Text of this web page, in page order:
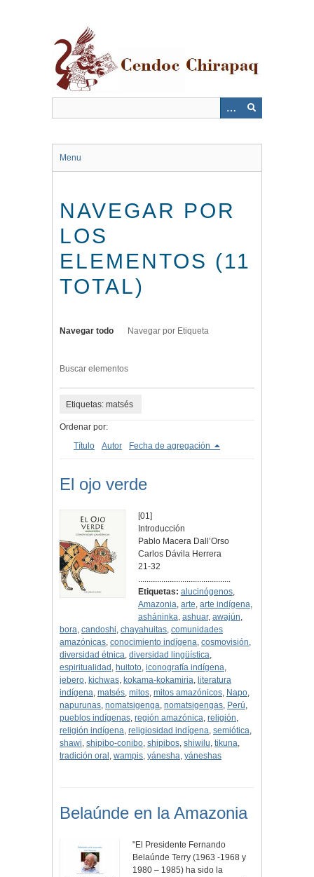
Menu
NAVEGAR POR
LOS
ELEMENTOS (11
TOTAL)
Navegar todo Navegar por Etiqueta
Buscar elementos
Etiquetas: matsés
Ordenar por:
Título
Autor Fecha de agregación
El ojo verde
[01]
Introducción
Pablo Macera Dall’Orso
Carlos Dávila Herrera
21-32
............................................
Etiquetas: alucinógenos,
Amazonia, arte, arte indígena,
asháninka, ashuar, awajún,
bora, candoshi, chayahuitas, comunidades
amazónicas, conocimiento indígena, cosmovisión,
diversidad étnica, diversidad lingüística,
espiritualidad , huitoto, iconografía indígena,
jebero, kichwas, kokama-kokamiria, literatura
indígena, matsés, mitos, mitos amazónicos, Napo,
napurunas, nomatsigenga, nomatsigengas, Perú,
pueblos indígenas, región amazónica, religión,
religión indígena, religiosidad indígena, semiótica,
shawi, shipibo-conibo, shipibos, shiwilu, tikuna,
tradición oral , wampis, yánesha, yáneshas
Belaúnde en la Amazonia
"El Presidente Fernando
Belaúnde Terry (1963 -1968 y
1980 – 1985) ha sido la